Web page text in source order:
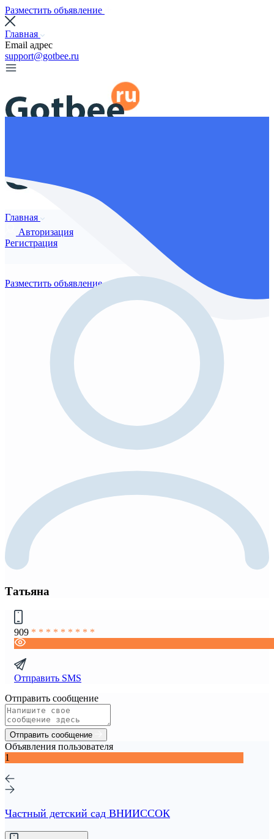
Разместить объявление
Главная
Email адрес
support@gotbee.ru
Главная
Авторизация
Регистрация
Разместить объявление
Татьяна
909 * * * * * * * * *
Отправить SMS
Отправить сообщение
Отправить сообщение
Объявления пользователя
1
Частный детский сад ВНИИССОК